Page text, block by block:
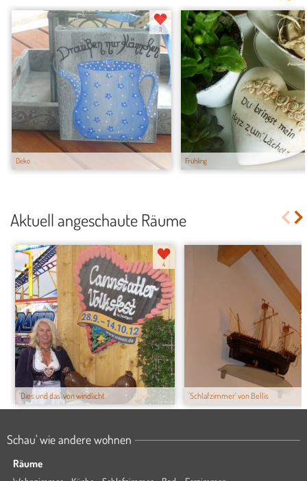
Deko
3
Frühling
Aktuell angeschaute Räume
'Dies und das' von windlicht
4
'Schlafzimmer' von Bellis
Schau' wie andere wohnen
Räume